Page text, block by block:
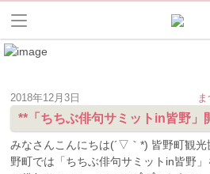
2018年12月3日
**「ちちぶ俳句サミットin皆野」
みなさんこんにちは(´▽｀*) 皆野町観
野町では「ちちぶ俳句サミットin皆野」